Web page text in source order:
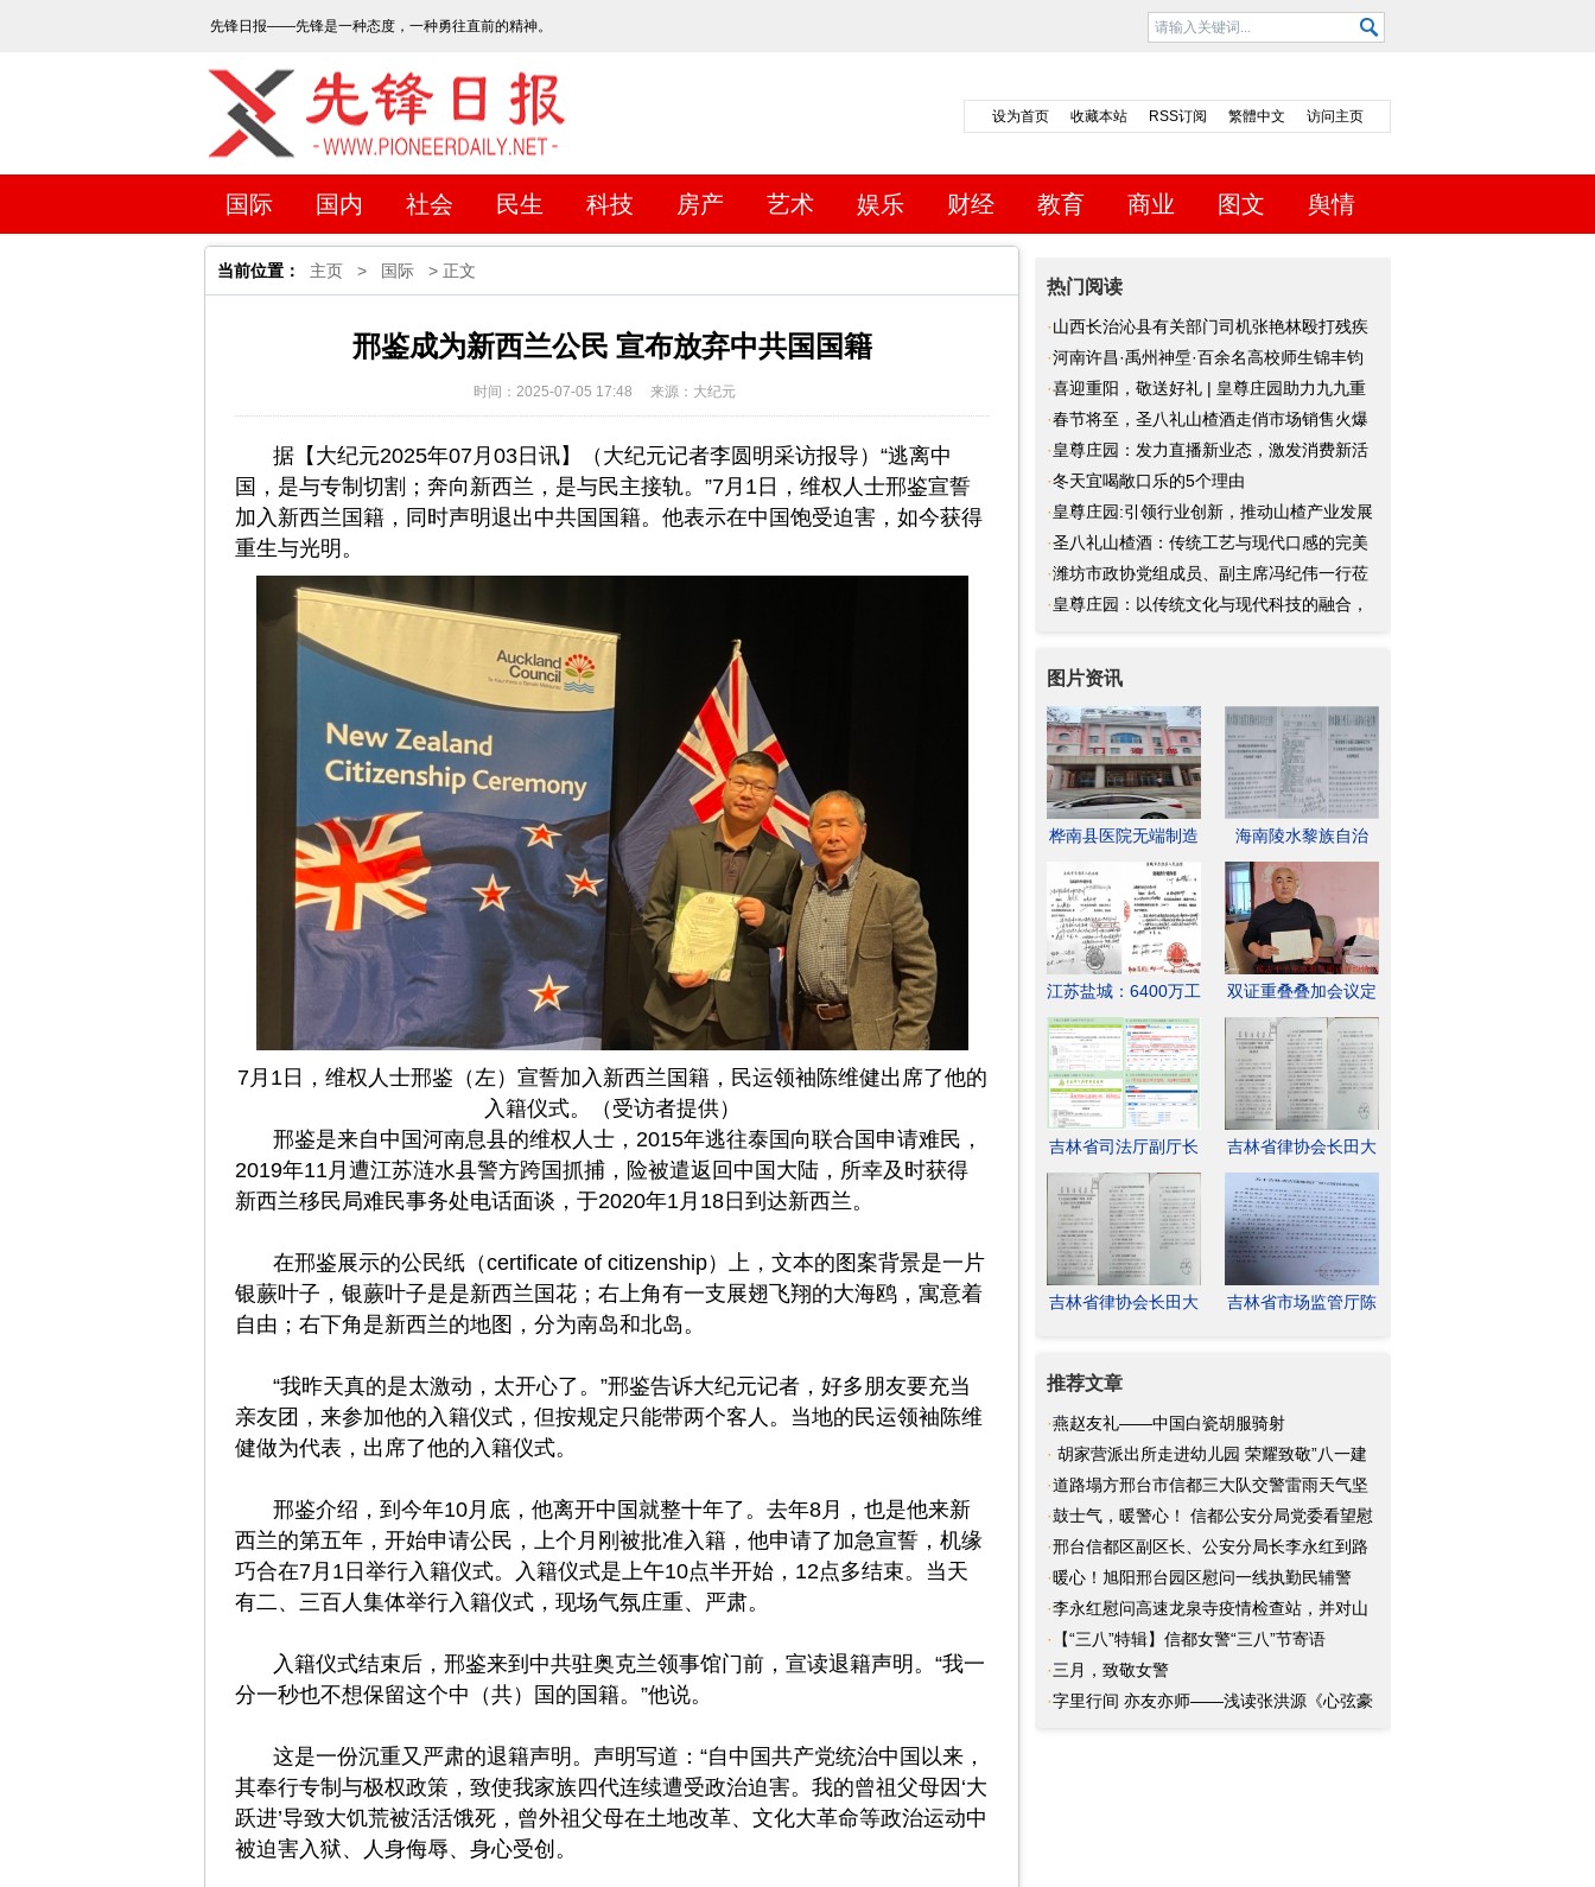
先锋日报——先锋是一种态度，一种勇往直前的精神。
设为首页 收藏本站 RSS订阅 繁體中文 访问主页
国际 国内 社会 民生 科技 房产 艺术 娱乐 财经 教育 商业 图文 舆情
当前位置： 主页 > 国际 > 正文
邢鉴成为新西兰公民 宣布放弃中共国国籍
时间：2025-07-05 17:48 来源：大纪元
据【大纪元2025年07月03日讯】（大纪元记者李圆明采访报导）“逃离中
国，是与专制切割；奔向新西兰，是与民主接轨。”7月1日，维权人士邢鉴宣誓
加入新西兰国籍，同时声明退出中共国国籍。他表示在中国饱受迫害，如今获得
重生与光明。
7月1日，维权人士邢鉴（左）宣誓加入新西兰国籍，民运领袖陈维健出席了他的
入籍仪式。（受访者提供）
邢鉴是来自中国河南息县的维权人士，2015年逃往泰国向联合国申请难民，
2019年11月遭江苏涟水县警方跨国抓捕，险被遣返回中国大陆，所幸及时获得
新西兰移民局难民事务处电话面谈，于2020年1月18日到达新西兰。
在邢鉴展示的公民纸（certificate of citizenship）上，文本的图案背景是一片
银蕨叶子，银蕨叶子是是新西兰国花；右上角有一支展翅飞翔的大海鸥，寓意着
自由；右下角是新西兰的地图，分为南岛和北岛。
“我昨天真的是太激动，太开心了。”邢鉴告诉大纪元记者，好多朋友要充当
亲友团，来参加他的入籍仪式，但按规定只能带两个客人。当地的民运领袖陈维
健做为代表，出席了他的入籍仪式。
邢鉴介绍，到今年10月底，他离开中国就整十年了。去年8月，也是他来新
西兰的第五年，开始申请公民，上个月刚被批准入籍，他申请了加急宣誓，机缘
巧合在7月1日举行入籍仪式。入籍仪式是上午10点半开始，12点多结束。当天
有二、三百人集体举行入籍仪式，现场气氛庄重、严肃。
入籍仪式结束后，邢鉴来到中共驻奥克兰领事馆门前，宣读退籍声明。“我一
分一秒也不想保留这个中（共）国的国籍。”他说。
这是一份沉重又严肃的退籍声明。声明写道：“自中国共产党统治中国以来，
其奉行专制与极权政策，致使我家族四代连续遭受政治迫害。我的曾祖父母因‘大
跃进’导致大饥荒被活活饿死，曾外祖父母在土地改革、文化大革命等政治运动中
被迫害入狱、人身侮辱、身心受创。
热门阅读
·山西长治沁县有关部门司机张艳林殴打残疾
老人
·河南许昌·禹州神垕·百余名高校师生锦丰钧
窑体
·喜迎重阳，敬送好礼 | 皇尊庄园助力九九重
阳节
·春节将至，圣八礼山楂酒走俏市场销售火爆
·皇尊庄园：发力直播新业态，激发消费新活
力
·冬天宜喝敞口乐的5个理由
·皇尊庄园:引领行业创新，推动山楂产业发展
·圣八礼山楂酒：传统工艺与现代口感的完美
融合
·潍坊市政协党组成员、副主席冯纪伟一行莅
临皇
·皇尊庄园：以传统文化与现代科技的融合，
图片资讯
桦南县医院无端制造
一次四级医疗事故彻
底摧毁
海南陵水黎族自治
县：政府视法律如儿
戏，投资
江苏盐城：6400万工
程款被非法转移 亭湖
法院被指
双证重叠叠加会议定
罪?呼伦贝尔牧民村
官因为村
吉林省司法厅副厅长
林松涉嫌操纵市场监
管厅法
吉林省律协会长田大
原涉嫌虚假诉讼等四
宗罪？
吉林省律协会长田大
吉林省市场监管厅陈
推荐文章
·燕赵友礼——中国白瓷胡服骑射
· 胡家营派出所走进幼儿园 荣耀致敬”八一建
军节
·道路塌方邢台市信都三大队交警雷雨天气坚
守助
·鼓士气，暖警心！ 信都公安分局党委看望慰
问一
·邢台信都区副区长、公安分局长李永红到路
罗派
·暖心！旭阳邢台园区慰问一线执勤民辅警
·李永红慰问高速龙泉寺疫情检查站，并对山
区三
·
【“三八”特辑】信都女警“三八”节寄语
·三月，致敬女警
·字里行间 亦友亦师——浅读张洪源《心弦豪